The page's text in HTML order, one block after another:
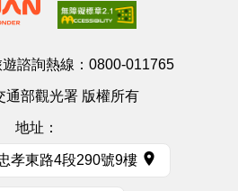
諮詢熱線： 0800-011765
通部觀光署 版權所有
地址：
孝東路4段290號9樓